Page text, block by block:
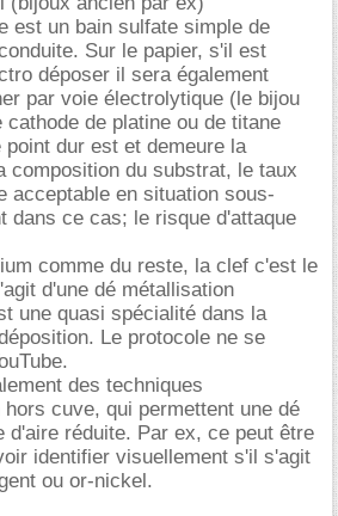
est un bain sulfate simple de
Sur le papier, s'il est
déposer il sera également
par voie électrolytique (le bijou
cathode de platine ou de titane
dur est et demeure la
composition du substrat, le taux
acceptable en situation sous-
dans ce cas; le risque d'attaque
comme du reste, la clef c'est le
d'une dé métallisation
une quasi spécialité dans la
Le protocole ne se
des techniques
cuve, qui permettent une dé
d'aire réduite. Par ex, ce peut être
identifier visuellement s'il s'agit
ou or-nickel.